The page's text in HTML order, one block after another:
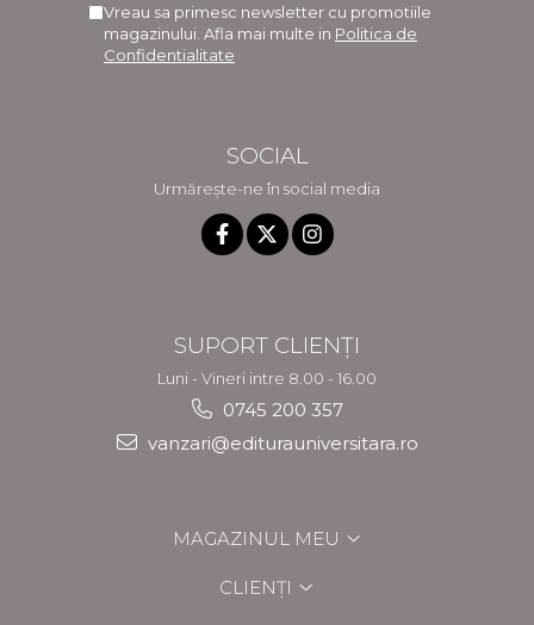
Vreau sa primesc newsletter cu promotiile
magazinului. Afla mai multe in Politica de
Confidentialitate
SOCIAL
Urmărește-ne în social media
SUPORT CLIENȚI
Luni - Vineri intre 8.00 - 16.00
0745 200 357
vanzari@editurauniversitara.ro
MAGAZINUL MEU
CLIENȚI